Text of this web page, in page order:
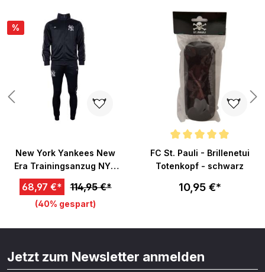
%
New York Yankees New
Era Trainingsanzug NYY
Logo
68,97 €* 114,95 €*
(40% gespart)
Durchschnittliche Bewertung
FC St. Pauli - Brillenetui
Totenkopf - schwarz
10,95 €*
Jetzt zum Newsletter anmelden